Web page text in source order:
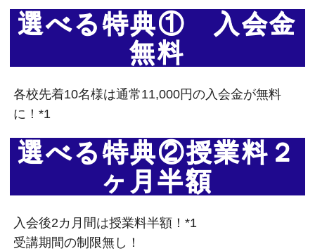
選べる特典① 入会金
無料
各校先着10名様は通常11,000円の入会金が無料
に！*1
選べる特典②授業料２
ヶ月半額
入会後2カ月間は授業料半額！*1
受講期間の制限無し！